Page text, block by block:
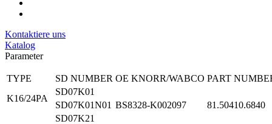
Kontaktiere uns
Katalog
Parameter
TYPE SD NUMBER OE KNORR/WABCO PART
K16/24PA
SD07K01
SD07K01N01 BS8328-K002097 81.50410.6840
SD07K21